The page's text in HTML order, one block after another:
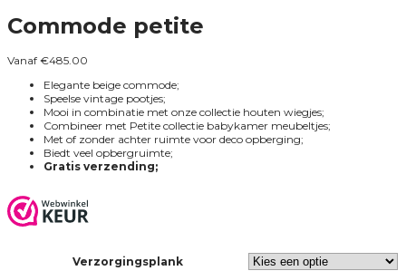
Commode petite
Vanaf €485.00
Elegante beige commode;
Speelse vintage pootjes;
Mooi in combinatie met onze collectie houten wiegjes;
Combineer met Petite collectie babykamer meubeltjes;
Met of zonder achter ruimte voor deco opberging;
Biedt veel opbergruimte;
Gratis verzending;
Verzorgingsplank